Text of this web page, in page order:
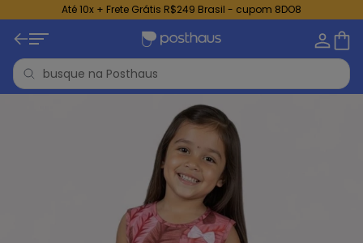
Até 10x + Frete Grátis R$249 Brasil - cupom 8DO8